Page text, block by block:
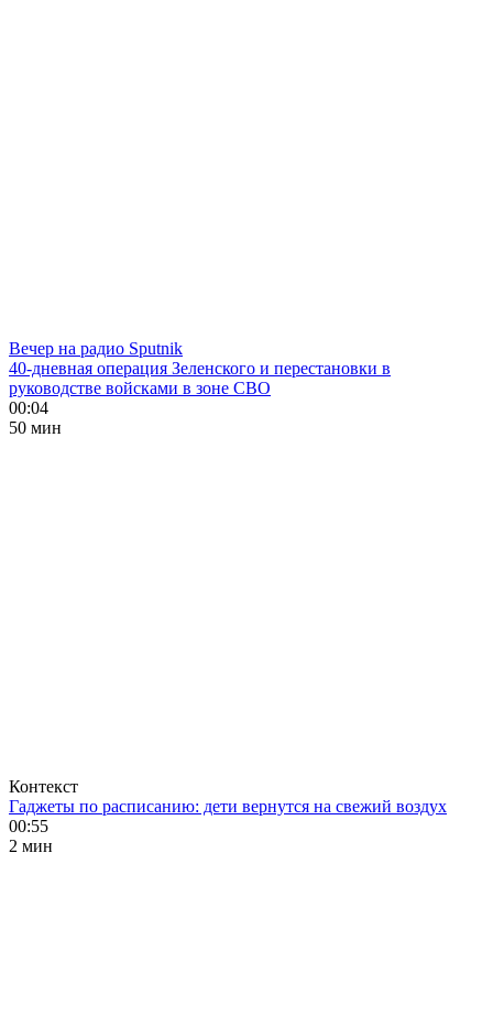
Вечер на радио Sputnik
40-дневная операция Зеленского и перестановки в
руководстве войсками в зоне СВО
00:04
50 мин
Контекст
Гаджеты по расписанию: дети вернутся на свежий воздух
00:55
2 мин